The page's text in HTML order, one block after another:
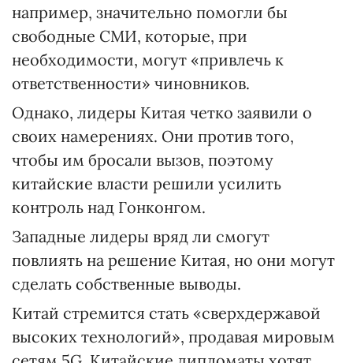
например, значительно помогли бы
свободные СМИ, которые, при
необходимости, могут «привлечь к
ответственности» чиновников.
Однако, лидеры Китая четко заявили о
своих намерениях. Они против того,
чтобы им бросали вызов, поэтому
китайские власти решили усилить
контроль над Гонконгом.
Западные лидеры вряд ли смогут
повлиять на решение Китая, но они могут
сделать собственные выводы.
Китай стремится стать «сверхдержавой
высоких технологий», продавая мировым